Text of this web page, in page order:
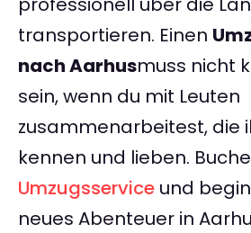
transportieren. Einen
nach Aarhusmuss nicht
sein, wenn du mit Leuten
zusammenarbeitest, die
kennen und lieben.
Umzugsservice und
neues Abenteuer in